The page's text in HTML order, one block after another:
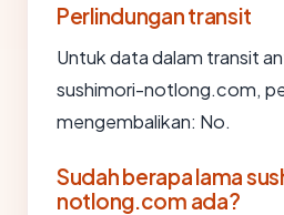
Perlindungan transit
Untuk data dalam transit
sushimori-notlong.com,
mengembalikan: No.
Sudah berapa lama
notlong.com ada?